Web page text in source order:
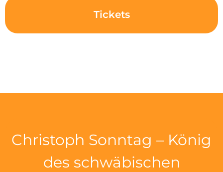
Tickets
Christoph Sonntag – König
des schwäbischen